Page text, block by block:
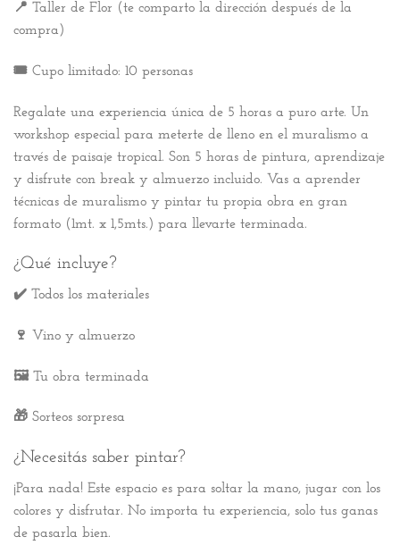
📍 Taller de Flor (te comparto la dirección después de la
compra)
🎟️ Cupo limitado: 10 personas
Regalate una experiencia única de 5 horas a puro arte. Un
workshop especial para meterte de lleno en el muralismo a
través de paisaje tropical. Son 5 horas de pintura, aprendizaje
y disfrute con break y almuerzo incluido. Vas a aprender
técnicas de muralismo y pintar tu propia obra en gran
formato (1mt. x 1,5mts.) para llevarte terminada.
¿Qué incluye?
✔️ Todos los materiales
🍷 Vino y almuerzo
🖼️ Tu obra terminada
🎁 Sorteos sorpresa
¿Necesitás saber pintar?
¡Para nada! Este espacio es para soltar la mano, jugar con los
colores y disfrutar. No importa tu experiencia, solo tus ganas
de pasarla bien.